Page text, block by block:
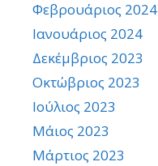
Φεβρουάριος 2024
Ιανουάριος 2024
Δεκέμβριος 2023
Οκτώβριος 2023
Ιούλιος 2023
Μάιος 2023
Μάρτιος 2023